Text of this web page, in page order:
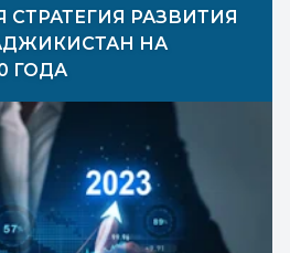
РАЗВИТИЯ
НА
ГОДА